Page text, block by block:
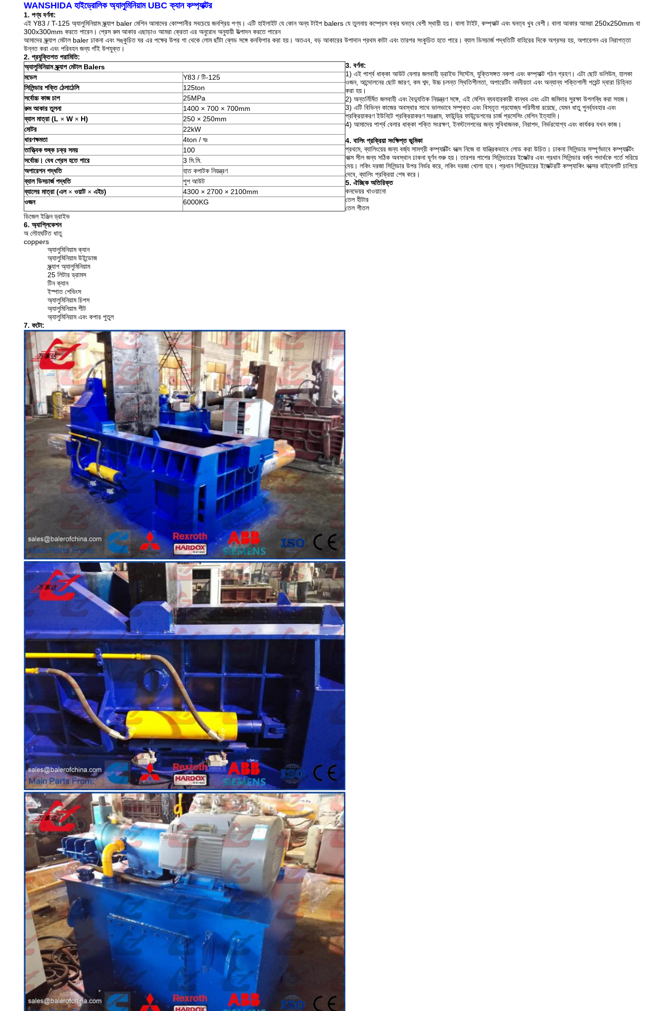
WANSHIDA হাইড্রোলিক অ্যালুমিনিয়াম UBC ক্যান কম্প্যাক্টর
1. পণ্য বর্ণনা:
এই Y83 / T-125 অ্যালুমিনিয়াম স্ক্র্যাপ baler মেশিন আমাদের কোম্পানীর সবচেয়ে জনপ্রিয় পণ্য। এটি হাইলাইট যে কোন অন্য টাইপ balers যে তুলনায় কম্প্রেস বক্র ঘনত্ব বেশী স্থায়ী হয়। বালা টাইট, কম্প্যাক্ট এবং ঘনত্ব খুব বেশী। বালা আকার আমরা 250x250mm বা
300x300mm করতে পারেন। প্রেস রুম আকার এছাড়াও আমরা ক্রেতা এর অনুরোধ অনুযায়ী উত্পাদন করতে পারেন
আমাদের স্ক্র্যাপ মেটাল baler ঢাকনা এবং সঙ্কুচিত ঘর এর পক্ষের উপর গা থেকে লোম ছাঁটা ব্লেড সঙ্গে কনফিগার করা হয়। অতএব, বড় আকারের উপাদান প্রথম কাটা এবং তারপর সংকুচিত হতে পারে। ব্যাল ডিসচার্জ পদ্ধতিটি বাহিরের দিকে অগ্রসর হয়, অপারেশন এর নিরাপত্তা
উন্নত করা এবং পরিবহন জন্য গাঁই উপযুক্ত।
2. প্রযুক্তিগত পরামিতি:
অ্যালুমিনিয়াম স্ক্র্যাপ মেটাল Balers
মডেল
Y83 / টি-125
সিলিন্ডার শক্তি ঠেলাঠেলি
125ton
সর্বোচ্চ কাজ চাপ
25MPa
রুম আকার তুলনা
1400 × 700 × 700mm
ব্যাল মাত্রা (L × W × H)
250 × 250mm
মোটর
22kW
ধারণক্ষমতা
4ton / ঘঃ
তাত্ত্বিক শুষ্ক চক্র সময়
100
সর্বোচ্চ। বেধ প্রেস হতে পারে
3 মি.মি.
অপারেশন পদ্ধতি
হাত কপাটক নিয়ন্ত্রণ
ব্যাল ডিসচার্জ পদ্ধতি
পুশ আউট
ব্যালের মাত্রা (এল× ওয়াট× এইচ)
4300 × 2700 × 2100mm
ওজন
6000KG
3. বর্ণনা:
1) এই পার্শ্ব ধাক্কা আউট বেলার জলবাহী ড্রাইভ সিস্টেম, যুক্তিসঙ্গত নকশা এবং কম্প্যাক্ট গঠন গ্রহণ। এটা ছোট ভলিউম, হালকা
ওজন, আন্দোলনের ছোট জারণ, কম শব্দ, উচ্চ চলন্ত স্থিতিশীলতা, অপারেটিং নমনীয়তা এবং অন্যান্য শক্তিশালী পয়েন্ট দ্বারা চিহ্নিত
করা হয়।
2) অন্তর্নির্মিত জলবাহী এবং বৈদ্যুতিক নিয়ন্ত্রণ সঙ্গে, এই মেশিন ব্যবহারকারী বান্ধব এবং এটা জমিদার সুরক্ষা উপলব্ধি করা সহজ।
3) এটি বিভিন্ন কাজের অবস্থার সাথে ভালভাবে সম্পৃক্ত এবং বিস্তৃত প্রযোজ্য পরিসীমা রয়েছে, যেমন ধাতু পুনর্ব্যবহার এবং
প্রক্রিয়াকরণ ইউনিটে প্রক্রিয়াকরণ সরঞ্জাম, ফাউন্ড্রি ফাউন্ডেশনের চার্জ প্রসেসিং মেশিন ইত্যাদি।
4) আমাদের পার্শ্ব বেলার ধাক্কা শক্তি সংরক্ষণ, ইনস্টলেশনের জন্য সুবিধাজনক, নিরাপদ, নির্ভরযোগ্য এবং কার্যকর যখন কাজ।
4. বালিং প্রক্রিয়া সংক্ষিপ্ত ভূমিকা
প্রথমে, ব্যালিংয়ের জন্য বর্জ্য সামগ্রী কম্প্যাক্টিং বক্সে নিজে বা যান্ত্রিকভাবে লোড করা উচিত। ঢাকনা সিলিন্ডার সম্পূর্ণভাবে কম্প্যাক্টিং
বাক্স সীল জন্য সঠিক অবস্থান ঢাকনা ঘূর্ণন শুরু হয়। তারপর পাশের সিলিন্ডারের ইজেক্টর এবং প্রধান সিলিন্ডার বর্জ্য পদার্থকে গর্তে সরিয়ে
দেয়। লকিং দরজা সিলিন্ডার উপর নির্ভর করে, লকিং দরজা খোলা হবে। প্রধান সিলিন্ডারের ইজেক্টরটি কম্প্যাকিং বক্সের বাইবেলটি চাপিয়ে
দেবে, ব্যালিং প্রক্রিয়া শেষ করে।
5. ঐচ্ছিক অতিরিক্ত
কনভেয়র খাওয়ানো
তেল হীটার
তেল শীতল
ডিজেল ইঞ্জিন ড্রাইভ
6. অ্যাপ্লিকেশন
অ লৌহঘটিত ধাতু
coppers
অ্যালুমিনিয়াম ক্যান
অ্যালুমিনিয়াম উইন্ডোজ
স্ক্র্যাপ অ্যালুমিনিয়াম
25 লিটার ড্রামস
টিন ক্যান
ইস্পাত শেভিংস
অ্যালুমিনিয়াম চিপস
অ্যালুমিনিয়াম শীট
অ্যালুমিনিয়াম এবং কপার পুতুল
7. ফটো: